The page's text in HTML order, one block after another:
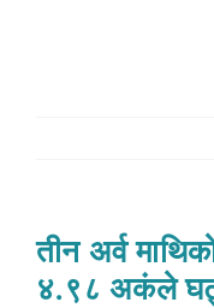
तीन अर्व
४.९८ अकंले